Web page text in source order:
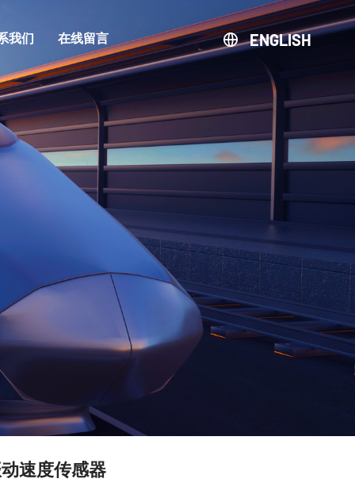
我们 在线留言 ENGLISH
速度传感器